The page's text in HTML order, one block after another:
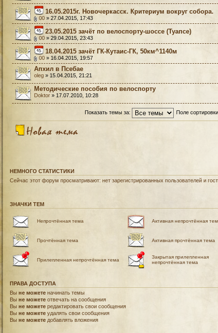
16.05.2015г. Новочеркасск. Критериум вокруг собора.
00 » 27.04.2015, 17:43
23.05.2015 зачёт по велоспорту-шоссе (Туапсе)
00 » 29.04.2015, 23:43
18.04.2015 зачёт ГК-Кутаис-ГК, 50км^1140м
00 » 16.04.2015, 19:57
Апхил в Псебае
oleg » 15.04.2015, 21:21
Методические пособия по велоспорту
Doktor » 17.07.2010, 10:28
Показать темы за: Поле
НЕМНОГО СТАТИСТИКИ
Сейчас этот форум просматривают: нет зарегистрированных пользователей и
ЗНАЧКИ ТЕМ
Непрочтённая тема Активная непрочтённая
Прочтённая тема Активная прочтённая тема
Прилепленная непрочтённая тема
Закрытая прилепленная
непрочтённая тема
ПРАВА ДОСТУПА
Вы не можете начинать темы
Вы не можете отвечать на сообщения
Вы не можете редактировать свои сообщения
Вы не можете удалять свои сообщения
Вы не можете добавлять вложения